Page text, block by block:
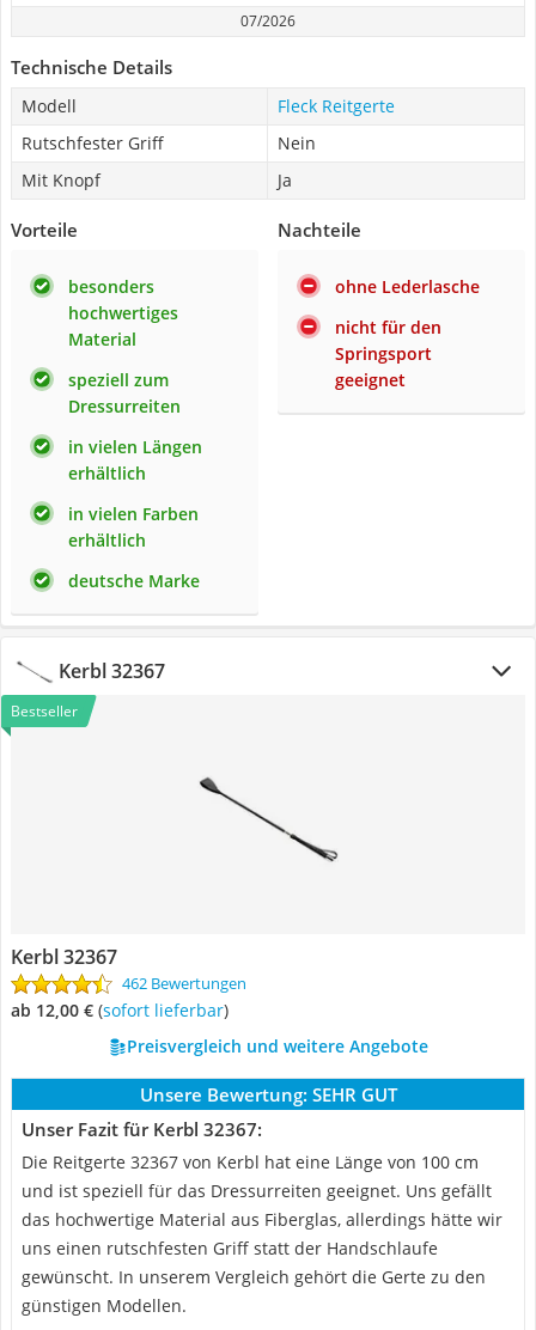
07/2026
Technische Details
Modell
Fleck Reitgerte
Rutschfester Griff
Nein
Mit Knopf
Ja
Vorteile
besonders
hochwertiges
Material
speziell zum
Dressurreiten
in vielen Längen
erhältlich
in vielen Farben
erhältlich
deutsche Marke
Nachteile
ohne Lederlasche
nicht für den
Springsport
geeignet
Kerbl 32367
Bestseller
Kerbl 32367
462 Bewertungen
ab 12,00 € ( Sofort lieferbar)
Preisvergleich und weitere Angebote
Unsere Bewertung: SEHR GUT
Unser Fazit für Kerbl 32367:
Die Reitgerte 32367 von Kerbl hat eine Länge von 100 cm
und ist speziell für das Dressurreiten geeignet. Uns gefällt
das hochwertige Material aus Fiberglas, allerdings hätte wir
uns einen rutschfesten Griff statt der Handschlaufe
gewünscht. In unserem Vergleich gehört die Gerte zu den
günstigen Modellen.